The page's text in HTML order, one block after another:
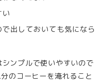
出しておいても気になら
ンプルで使いやすいので
のコーヒーを淹れること